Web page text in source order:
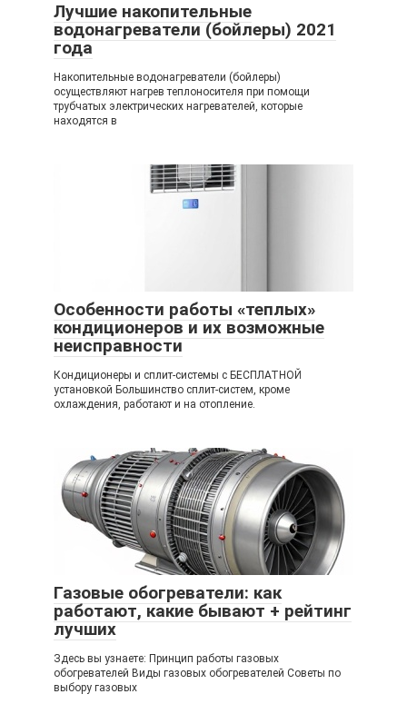
Лучшие накопительные
водонагреватели (бойлеры) 2021
года
Накопительные водонагреватели (бойлеры)
осуществляют нагрев теплоносителя при помощи
трубчатых электрических нагревателей, которые
находятся в
Особенности работы «теплых»
кондиционеров и их возможные
неисправности
Кондиционеры и сплит-системы с БЕСПЛАТНОЙ
установкой Большинство сплит-систем, кроме
охлаждения, работают и на отопление.
Газовые обогреватели: как
работают, какие бывают + рейтинг
лучших
Здесь вы узнаете: Принцип работы газовых
обогревателей Виды газовых обогревателей Советы по
выбору газовых